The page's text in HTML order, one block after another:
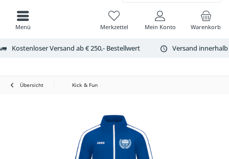
Kostenloser Versand ab € 250,- Bestellwert Versand
Warenkorb
Merkzettel Mein Konto
Menü
Übersicht Kick & Fun